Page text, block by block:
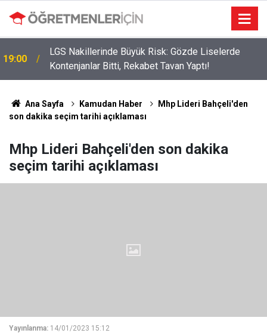
19:00
LGS Nakillerinde Büyük Risk: Gözde Liselerde
Kontenjanlar Bitti, Rekabet Tavan Yaptı!
Ana Sayfa Kamudan Haber
Mhp Lideri Bahçeli'den
son dakika seçim tarihi açıklaması
Mhp Lideri Bahçeli'den son dakika
seçim tarihi açıklaması
Yayınlanma: 14/01/2023 15:12